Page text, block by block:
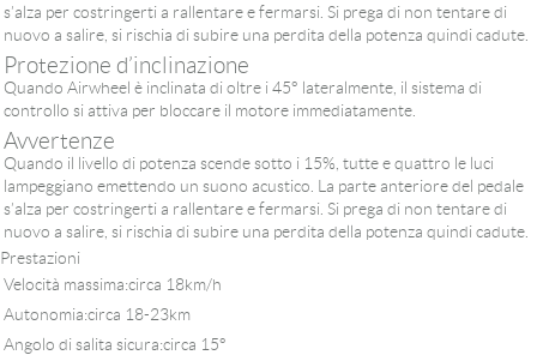
s’alza per costringerti a rallentare e fermarsi. Si prega di non tentare di
nuovo a salire, si rischia di subire una perdita della potenza quindi cadute.
Protezione d’inclinazione
Quando Airwheel è inclinata di oltre i 45° lateralmente, il sistema di
controllo si attiva per bloccare il motore immediatamente.
Avvertenze
Quando il livello di potenza scende sotto i 15%, tutte e quattro le luci
lampeggiano emettendo un suono acustico. La parte anteriore del pedale
s’alza per costringerti a rallentare e fermarsi. Si prega di non tentare di
nuovo a salire, si rischia di subire una perdita della potenza quindi cadute.
Prestazioni
Velocità massima:circa 18km/h
Autonomia:circa 18-23km
Angolo di salita sicura:circa 15°